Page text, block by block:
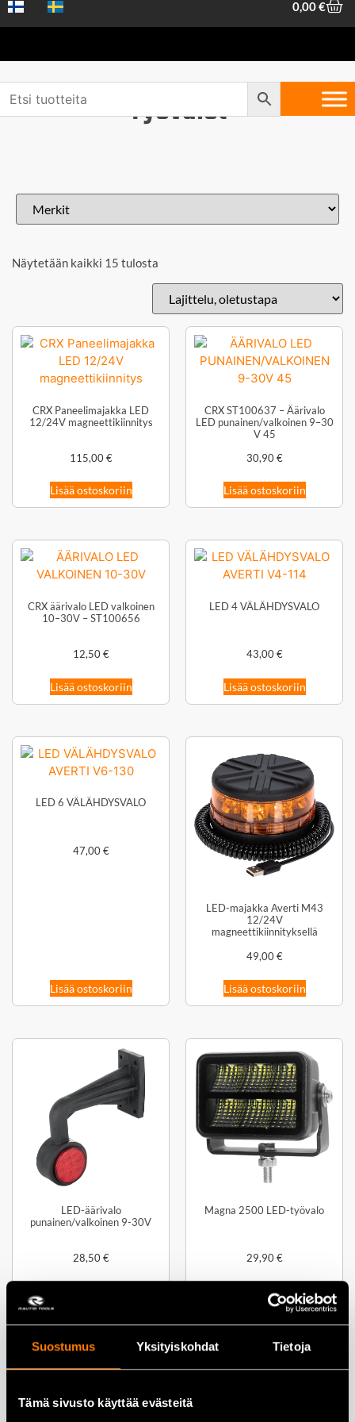
Suostumus Yksityiskohdat Tietoja
Tämä sivusto käyttää evästeitä
0,00€
Työvalot
Näytetään kaikki 15 tulosta
CRX Paneelimajakka LED
12/24V magneettikiinnitys
115,00€
Lisää ostoskoriin
CRX ST100637 – Äärivalo
LED punainen/valkoinen 9–30
V 45
30,90€
Lisää ostoskoriin
CRX äärivalo LED valkoinen
10–30V – ST100656
12,50€
Lisää ostoskoriin
LED 4 VÄLÄHDYSVALO
43,00€
Lisää ostoskoriin
LED 6 VÄLÄHDYSVALO
47,00€
Lisää ostoskoriin
LED-majakka Averti M43
12/24V
magneettikiinnityksellä
49,00€
Lisää ostoskoriin
LED-äärivalo
punainen/valkoinen 9-30V
28,50€
Magna 2500 LED-työvalo
29,90€
Lisää ostoskoriin